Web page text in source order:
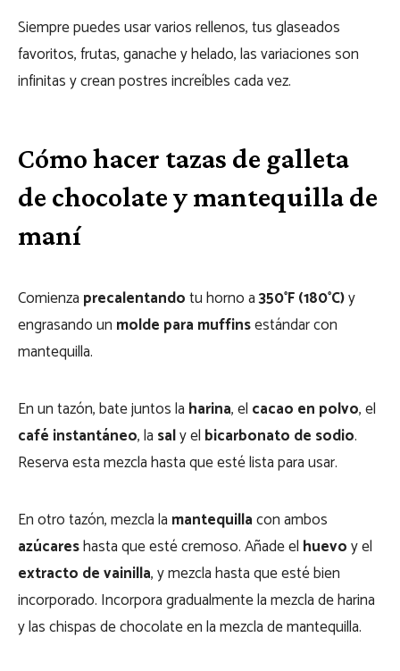
Siempre puedes usar varios rellenos, tus glaseados
favoritos, frutas, ganache y helado, las variaciones son
infinitas y crean postres increíbles cada vez.
Cómo hacer tazas de galleta
de chocolate y mantequilla de
maní
Comienza precalentandotu horno a350°F (180°C)y
engrasando un molde para muffinsestándar con
mantequilla.
En un tazón, bate juntos la harina, el cacao en polvo, el
café instantáneo, la saly el bicarbonato de sodio.
Reserva esta mezcla hasta que esté lista para usar.
En otro tazón, mezcla la mantequillacon ambos
azúcareshasta que esté cremoso. Añade el huevoy el
extracto de vainilla, y mezcla hasta que esté bien
incorporado. Incorpora gradualmente la mezcla de harina
y las chispas de chocolate en la mezcla de mantequilla.